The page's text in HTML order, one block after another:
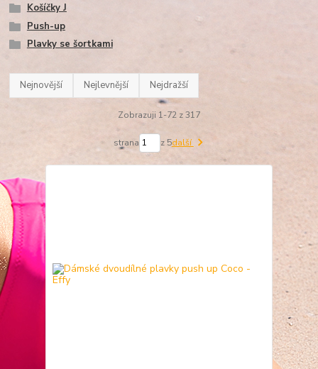
Košíčky J
Push-up
Plavky se šortkami
Nejnovější Nejlevnější Nejdražší
Zobrazuji 1-72 z 317
strana z 5další